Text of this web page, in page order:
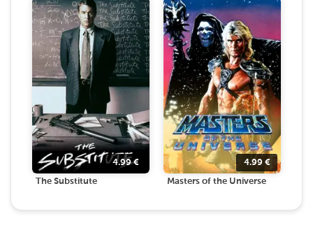
4.99€
The Substitute
4.99 €
Masters of the Universe